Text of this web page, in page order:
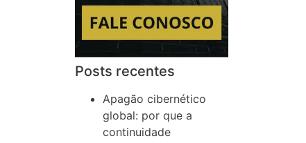
Posts recentes
Apagão cibernético
global: por que a
continuidade